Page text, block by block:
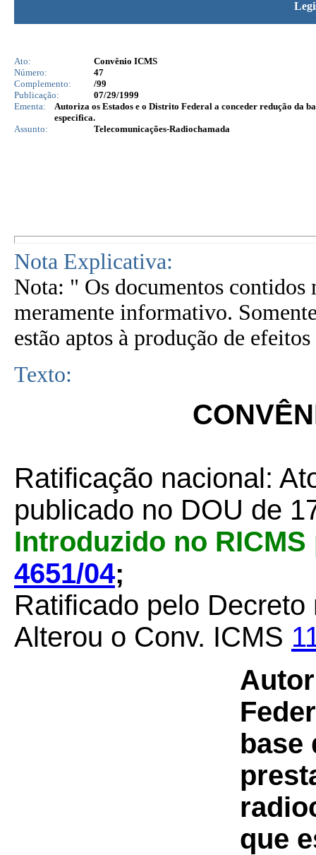
Ato:
Convênio ICMS
Número:
47
Complemento:
/99
Publicação:
07/29/1999
Ementa:
Autoriza os Estados e o Distrito Federal a conceder redução da
especifica.
Assunto:
Telecomunicações-Radiochamada
Nota Explicativa:
Nota: " Os documentos contidos
meramente informativo.
estão aptos à produção de
Texto:
Ratificação nacional:
publicado no DOU de
Introduzido no
4651/04;
Ratificado pelo Decreto
Alterou o Conv. ICMS
base
que